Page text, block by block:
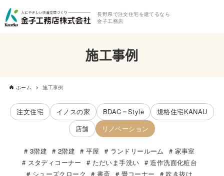
長野県で注文住宅を建てるなら
金子工務店
施工事例
ホーム 施工事例
注文住宅 イノスの家 BDAC＝Style
規格住宅KANAU
店舗
リノベーション
3階建 2階建 平屋 ランドリールーム
家事室
スタディコーナー
ただいま手洗い
造作洗面化粧台
シューズクローク
書斎 畳コーナー
吹き抜け